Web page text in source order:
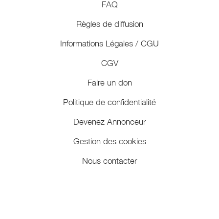
FAQ
Règles de diffusion
Informations Légales / CGU
CGV
Faire un don
Politique de confidentialité
Devenez Annonceur
Gestion des cookies
Nous contacter